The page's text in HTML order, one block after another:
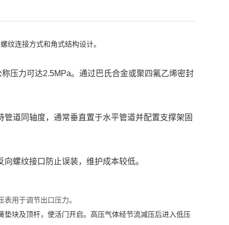
纹连接方式和角式结构设计。
压力可达2.5MPa。通过 巴氏合金或聚四氟乙烯密封
管道同轴度，通常垂直置于水平管道并配置支撑架固
向螺纹接口 防止误装，维护成本较低。
用于调节出口压力。
垫块及顶杆，使活门开启。高压气体经节流减压后进入低压